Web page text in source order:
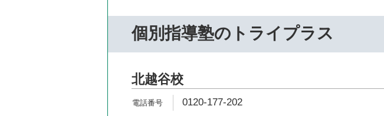
個別指導塾のトライプラス
北越谷校
0120-177-202